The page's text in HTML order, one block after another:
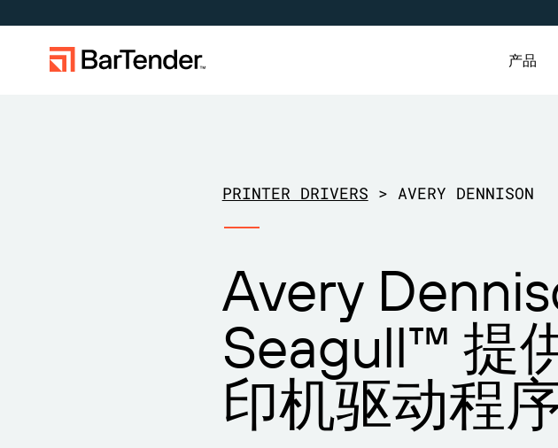
产品
BarTender 标签
BarTender Track &
资产追踪能力
计数
查找
报告
医疗器械
制药
维护与支持协议
网络研讨会
生命周期计划
研究与报告
效。与 BarTender 携手合作。
见问题解答以及关于操作方法的文
PRINTER DRIVERS > AVERY DENNISON
Avery
Seagull™ 提
印机驱动程